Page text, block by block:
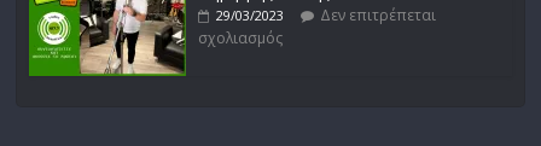
29/03/2023
Δεν επιτρέπεται
σχολιασμός